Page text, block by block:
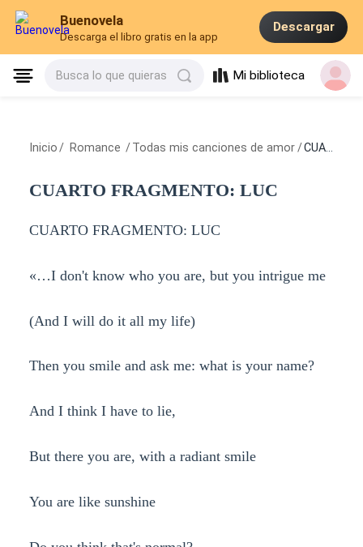
Buenovela
Descarga el libro gratis en la app
Descargar
Busca lo que quieras Mi biblioteca
Inicio / Romance /Todas mis canciones de amor /CUARTO FRAGMENTO: LUC
CUARTO FRAGMENTO: LUC
CUARTO FRAGMENTO: LUC
«…I don't know who you are, but you intrigue me
(And I will do it all my life)
Then you smile and ask me: what is your name?
And I think I have to lie,
But there you are, with a radiant smile
You are like sunshine